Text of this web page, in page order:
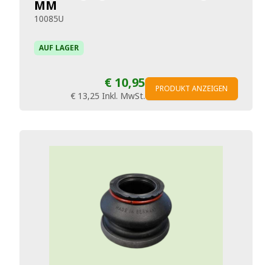
MM
10085U
AUF LAGER
€ 10,95
€ 13,25 Inkl. MwSt.
PRODUKT ANZEIGEN